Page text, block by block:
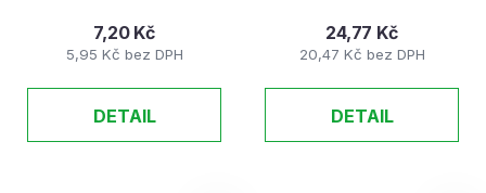
5,95 Kč bez DPH
7,20 Kč
DETAIL
20,47 Kč bez DPH
24,77 Kč
DETAIL